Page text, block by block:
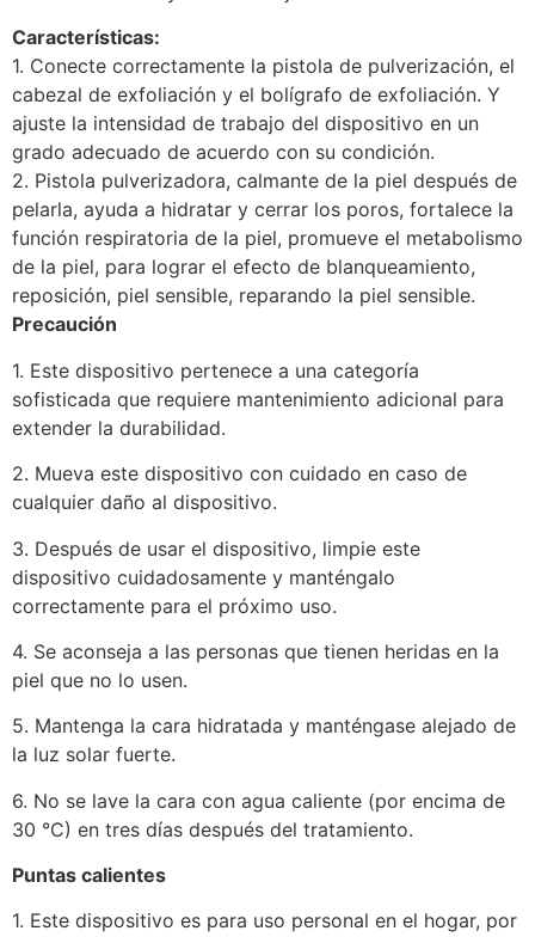
Características:
1. Conecte correctamente la pistola de pulverización, el
cabezal de exfoliación y el bolígrafo de exfoliación. Y
ajuste la intensidad de trabajo del dispositivo en un
grado adecuado de acuerdo con su condición.
2. Pistola pulverizadora, calmante de la piel después de
pelarla, ayuda a hidratar y cerrar los poros, fortalece la
función respiratoria de la piel, promueve el metabolismo
de la piel, para lograr el efecto de blanqueamiento,
reposición, piel sensible, reparando la piel sensible.
Precaución
1. Este dispositivo pertenece a una categoría
sofisticada que requiere mantenimiento adicional para
extender la durabilidad.
2. Mueva este dispositivo con cuidado en caso de
cualquier daño al dispositivo.
3. Después de usar el dispositivo, limpie este
dispositivo cuidadosamente y manténgalo
correctamente para el próximo uso.
4. Se aconseja a las personas que tienen heridas en la
piel que no lo usen.
5. Mantenga la cara hidratada y manténgase alejado de
la luz solar fuerte.
6. No se lave la cara con agua caliente (por encima de
30 °C) en tres días después del tratamiento.
Puntas calientes
1. Este dispositivo es para uso personal en el hogar, por